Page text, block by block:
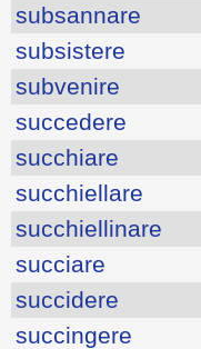
subsannare
subsistere
subvenire
succedere
succhiare
succhiellare
succhiellinare
succiare
succidere
succingere